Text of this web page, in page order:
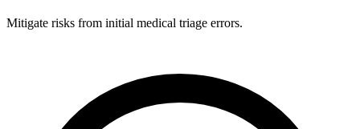
Mitigate risks from initial medical triage errors.